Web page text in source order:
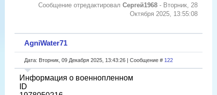
Сообщение отредактировал Сергей1968 - Вторник, 28
Октября 2025, 13:55:08
AgniWater71
Дата: Вторник, 09 Декабря 2025, 13:43:26 | Сообщение # 122
Информация о военнопленном
ID